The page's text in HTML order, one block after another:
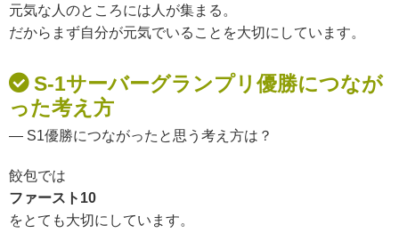
元気な人のところには 人が集まる。
だからまず自分が元気でいることを大切にしています。
S-1サーバーグランプリ優勝につなが
った考え方
— S1優勝につながったと思う考え方は？
餃包では
ファースト10
をとても大切にしています。